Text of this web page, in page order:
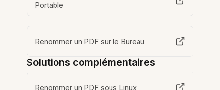
Portable
Renommer un PDF sur le Bureau
Solutions complémentaires
Renommer un PDF sous Linux